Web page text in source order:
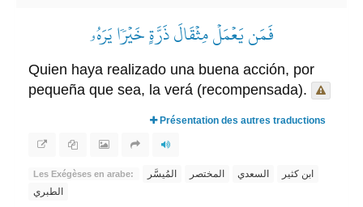
فَمَن يَعۡمَلۡ مِثۡقَالَ ذَرَّةٍ خَيۡرٗا يَرَهُۥ
Quien haya realizado una buena acción, por
pequeña que sea, la verá (recompensada).
Présentation des autres traductions
Les Exégèses en arabe: المُيسَّر المختصر السعدي
ابن كثير
الطبري